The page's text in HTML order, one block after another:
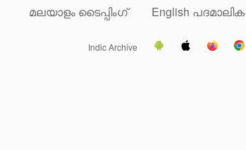
മലയാളം ടൈപ്പിംഗ് English പദമാലിക
Indic Archive